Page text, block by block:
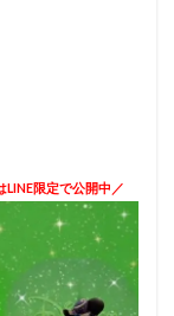
限定で公開中／